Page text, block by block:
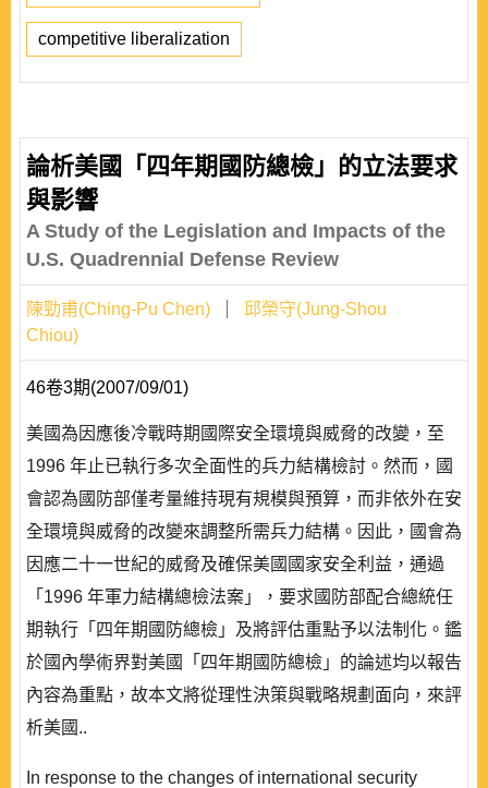
competitive liberalization
論析美國「四年期國防總檢」的立法要求
與影響
A Study of the Legislation and Impacts of the
U.S. Quadrennial Defense Review
陳勁甫(Ching-Pu Chen)
邱榮守(Jung-Shou
Chiou)
46卷3期(2007/09/01)
美國為因應後冷戰時期國際安全環境與威脅的改變，至
1996 年止已執行多次全面性的兵力結構檢討。然而，國
會認為國防部僅考量維持現有規模與預算，而非依外在安
全環境與威脅的改變來調整所需兵力結構。因此，國會為
因應二十一世紀的威脅及確保美國國家安全利益，通過
「1996 年軍力結構總檢法案」，要求國防部配合總統任
期執行「四年期國防總檢」及將評估重點予以法制化。鑑
於國內學術界對美國「四年期國防總檢」的論述均以報告
內容為重點，故本文將從理性決策與戰略規劃面向，來評
析美國..
In response to the changes of international security